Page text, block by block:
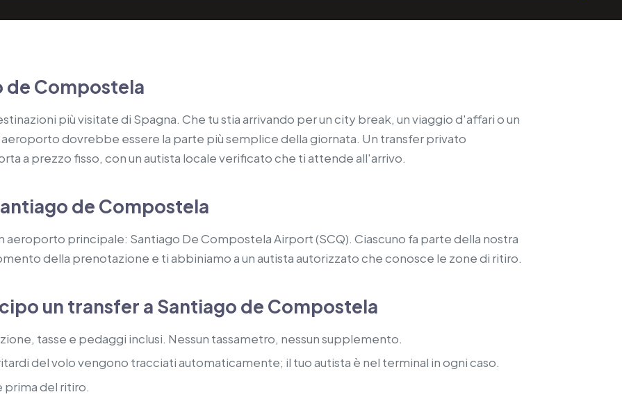
de Compostela
più visitate di Spagna. Che tu stia arrivando per un city break, un viaggio d'affari o un
dovrebbe essere la parte più semplice della giornata. Un transfer privato
a prezzo fisso, con un autista locale verificato che ti attende all'arrivo.
de Compostela
aeroporto principale: Santiago De Compostela Airport (SCQ). Ciascuno fa parte della nostra
della prenotazione e ti abbiniamo a un autista autorizzato che conosce le zone di ritiro.
un transfer a Santiago de Compostela
tasse e pedaggi inclusi. Nessun tassametro, nessun supplemento.
del volo vengono tracciati automaticamente; il tuo autista è nel terminal in ogni caso.
prima del ritiro.